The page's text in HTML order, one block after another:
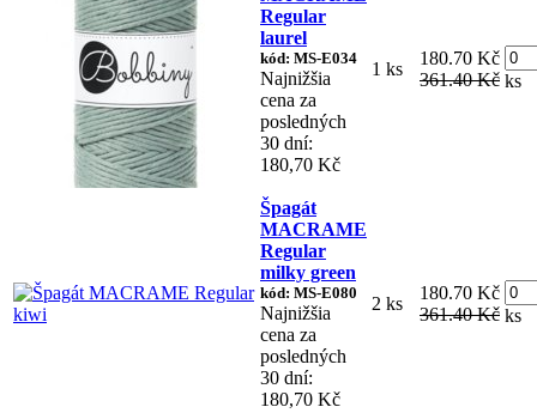
Regular
laurel
kód: MS-E034
Najnižšia
cena za
posledných
30 dní:
180,70 Kč
1 ks
180.70 Kč
361.40 Kč ks
Špagát
MACRAME
Regular
milky green
kód: MS-E080
Najnižšia
cena za
posledných
30 dní:
180,70 Kč
2 ks
180.70 Kč
361.40 Kč ks